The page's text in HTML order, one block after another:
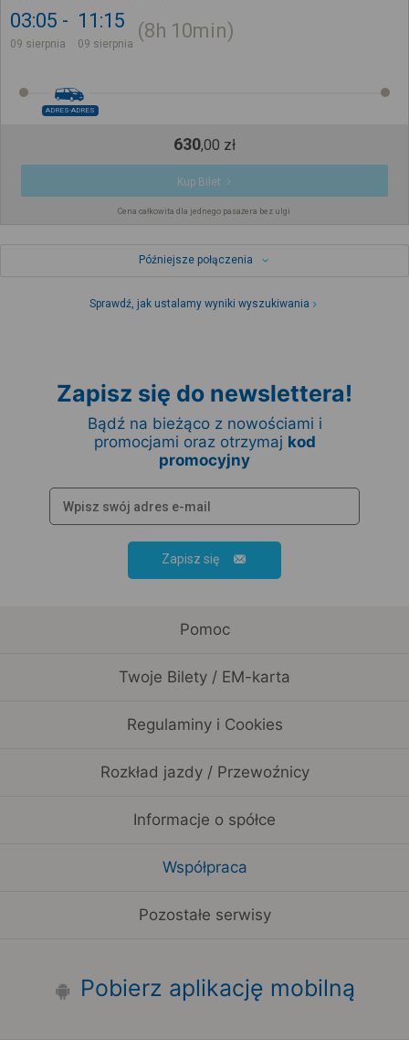
03:05
09 sierpnia
11:15
09 sierpnia
8h 10min
ADRES-ADRES
630,00 zł
Kup Bilet
Cena całkowita dla jednego pasażera bez ulgi
Późniejsze połączenia
Sprawdź, jak ustalamy wyniki wyszukiwania
Zapisz się do newslettera!
Bądź na bieżąco z nowościami i
promocjami oraz otrzymaj kod
promocyjny
Zapisz się
Pomoc
Twoje Bilety / EM-karta
Regulaminy i Cookies
Rozkład jazdy / Przewoźnicy
Informacje o spółce
Współpraca
Pozostałe serwisy
Pobierz aplikację mobilną